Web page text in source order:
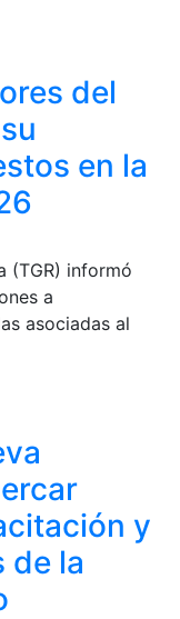
del
en la
(TGR) informó
a
asociadas al
y
de la